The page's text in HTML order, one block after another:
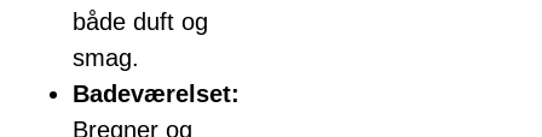
både duft og
smag.
Badeværelset:
Bregner og